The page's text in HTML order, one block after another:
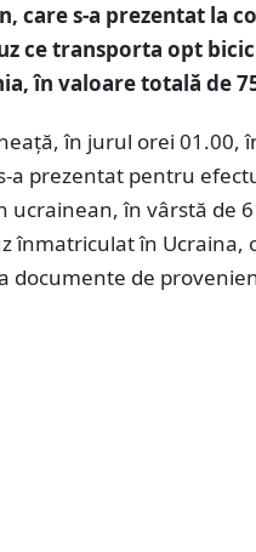
care s-a prezentat la
ce transporta opt
în valoare totală de
în jurul orei 01.00,
a prezentat pentru
ucrainean, în vârstă de
înmatriculat în
documente de